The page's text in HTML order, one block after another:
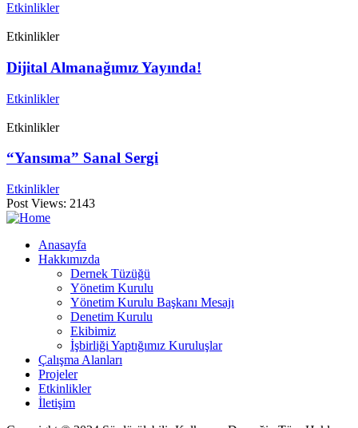
Etkinlikler
Etkinlikler
Dijital Almanağımız Yayında!
Etkinlikler
Etkinlikler
“Yansıma” Sanal Sergi
Etkinlikler
Post Views: 2143
Anasayfa
Hakkımızda
Dernek Tüzüğü
Yönetim Kurulu
Yönetim Kurulu Başkanı Mesajı
Denetim Kurulu
Ekibimiz
İşbirliği Yaptığımız Kuruluşlar
Çalışma Alanları
Projeler
Etkinlikler
İletişim